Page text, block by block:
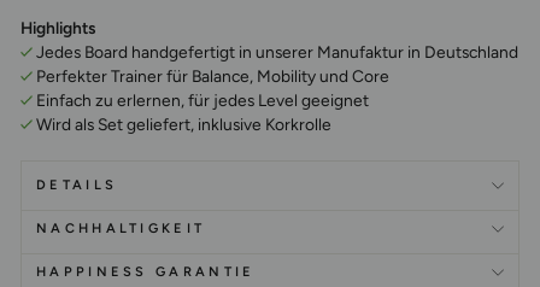
Highlights
Jedes Board handgefertigt in unserer Manufaktur in Deutschland
Perfekter Trainer für Balance, Mobility und Core
Einfach zu erlernen, für jedes Level geeignet
Wird als Set geliefert, inklusive Korkrolle
DETAILS
NACHHALTIGKEIT
HAPPINESS GARANTIE